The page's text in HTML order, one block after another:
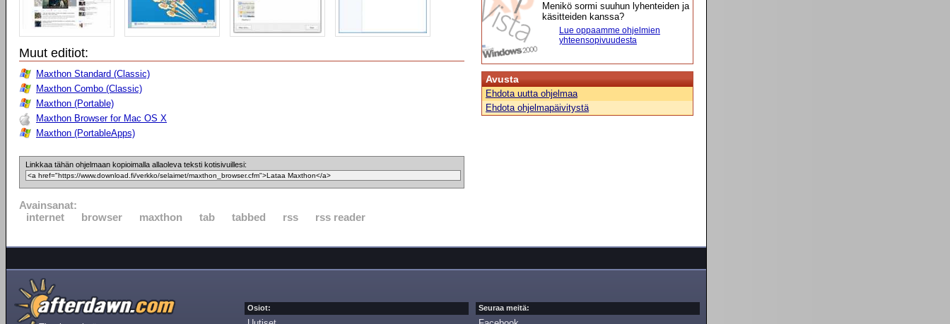
Muut editiot:
Maxthon Standard (Classic)
Maxthon Combo (Classic)
Maxthon (Portable)
Maxthon Browser for Mac OS X
Maxthon (PortableApps)
Linkkaa tähän ohjelmaan kopioimalla allaoleva teksti kotisivuillesi:
Avainsanat:
internet
browser maxthon tab tabbed rss rss reader
Menikö sormi suuhun lyhenteiden ja
käsitteiden kanssa?
Lue oppaamme ohjelmien
yhteensopivuudesta
Avusta
Ehdota uutta ohjelmaa
Ehdota ohjelmapäivitystä
Osiot: Seuraa meitä: